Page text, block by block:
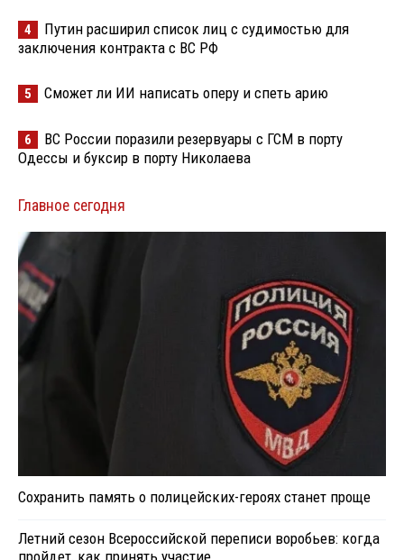
4
Путин расширил список лиц с судимостью для
заключения контракта с ВС РФ
5 Сможет ли ИИ написать оперу и спеть арию
6
ВС России поразили резервуары с ГСМ в порту
Одессы и буксир в порту Николаева
Главное сегодня
Сохранить память о полицейских-героях станет проще
Летний сезон Всероссийской переписи воробьев: когда
пройдет, как принять участие